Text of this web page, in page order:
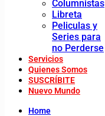
Columnistas
Libreta
Peliculas y
Series para
no Perderse
Servicios
Quienes Somos
SUSCRÍBITE
Nuevo Mundo
Home